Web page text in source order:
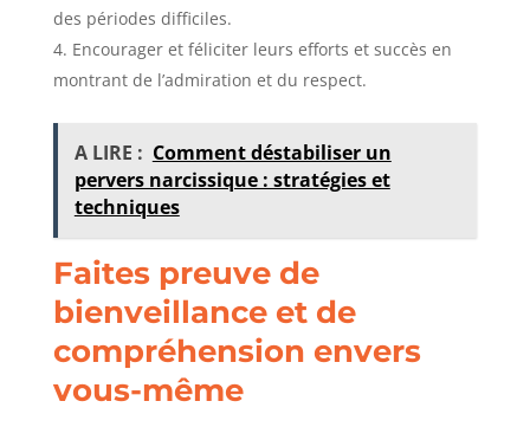
des périodes difficiles.
Encourager et féliciter leurs efforts et succès en
montrant de l’admiration et du respect.
A LIRE : Comment déstabiliser un
pervers narcissique : stratégies et
techniques
Faites preuve de
bienveillance et de
compréhension envers
vous-même